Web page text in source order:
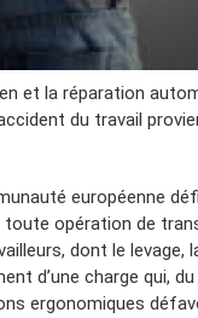
et la réparation
du travail
européenne
opération de
dont le levage,
d’une charge qui,
ergonomiques